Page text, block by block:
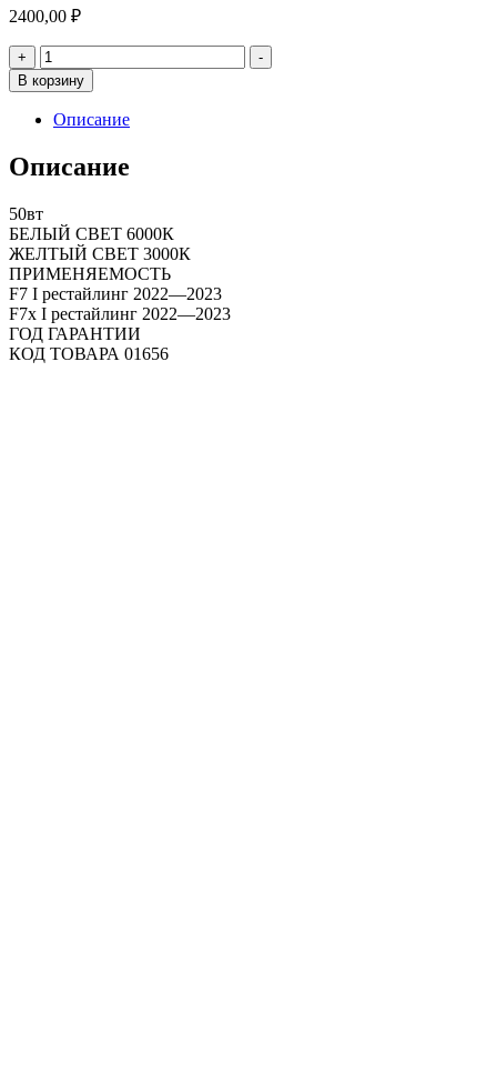
2400,00 ₽
+
Количество
товара
Птф
HAVAL
РЕЖИМА
-
В корзину
Описание
Описание
50вт
БЕЛЫЙ СВЕТ 6000К
ЖЕЛТЫЙ СВЕТ 3000К
ПРИМЕНЯЕМОСТЬ
F7 I рестайлинг 2022—2023
F7x I рестайлинг 2022—2023
ГОД ГАРАНТИИ
КОД ТОВАРА 01656